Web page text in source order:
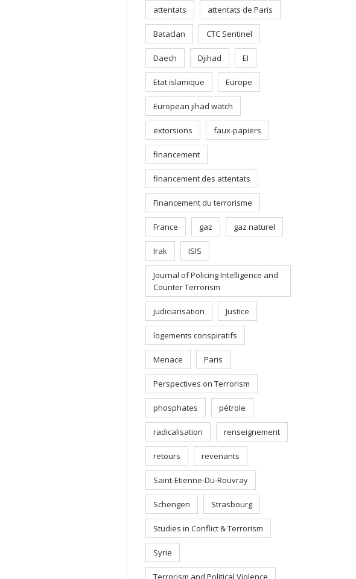
attentats attentats de Paris
Bataclan CTC Sentinel
Daech Djihad EI
Etat islamique Europe
European jihad watch
extorsions faux-papiers
financement
financement des attentats
Financement du terrorisme
France gaz gaz naturel
Irak ISIS
Journal of Policing Intelligence and
Counter Terrorism
judiciarisation Justice
logements conspiratifs
Menace Paris
Perspectives on Terrorism
phosphates pétrole
radicalisation renseignement
retours revenants
Saint-Etienne-Du-Rouvray
Schengen Strasbourg
Studies in Conflict & Terrorism
Syrie
Terrorism and Political Violence